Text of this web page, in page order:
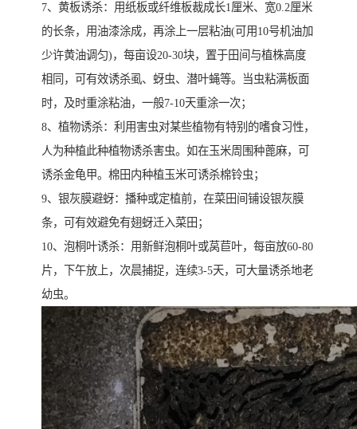
7、黄板诱杀：用纸板或纤维板裁成长1厘米、宽0.2厘米
的长条，用油漆涂成，再涂上一层粘油(可用10号机油加
少许黄油调匀)，每亩设20-30块，置于田间与植株高度
相同，可有效诱杀虱、蚜虫、潜叶蝇等。当虫粘满板面
时，及时重涂粘油，一般7-10天重涂一次；
8、植物诱杀：利用害虫对某些植物有特别的嗜食习性，
人为种植此种植物诱杀害虫。如在玉米周围种蓖麻，可
诱杀金龟甲。棉田内种植玉米可诱杀棉铃虫；
9、银灰膜避蚜：播种或定植前，在菜田间铺设银灰膜
条，可有效避免有翅蚜迁入菜田；
10、泡桐叶诱杀：用新鲜泡桐叶或莴苣叶，每亩放60-80
片，下午放上，次晨捕捉，连续3-5天，可大量诱杀地老
幼虫。